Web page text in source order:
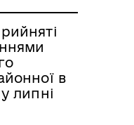
в
липні